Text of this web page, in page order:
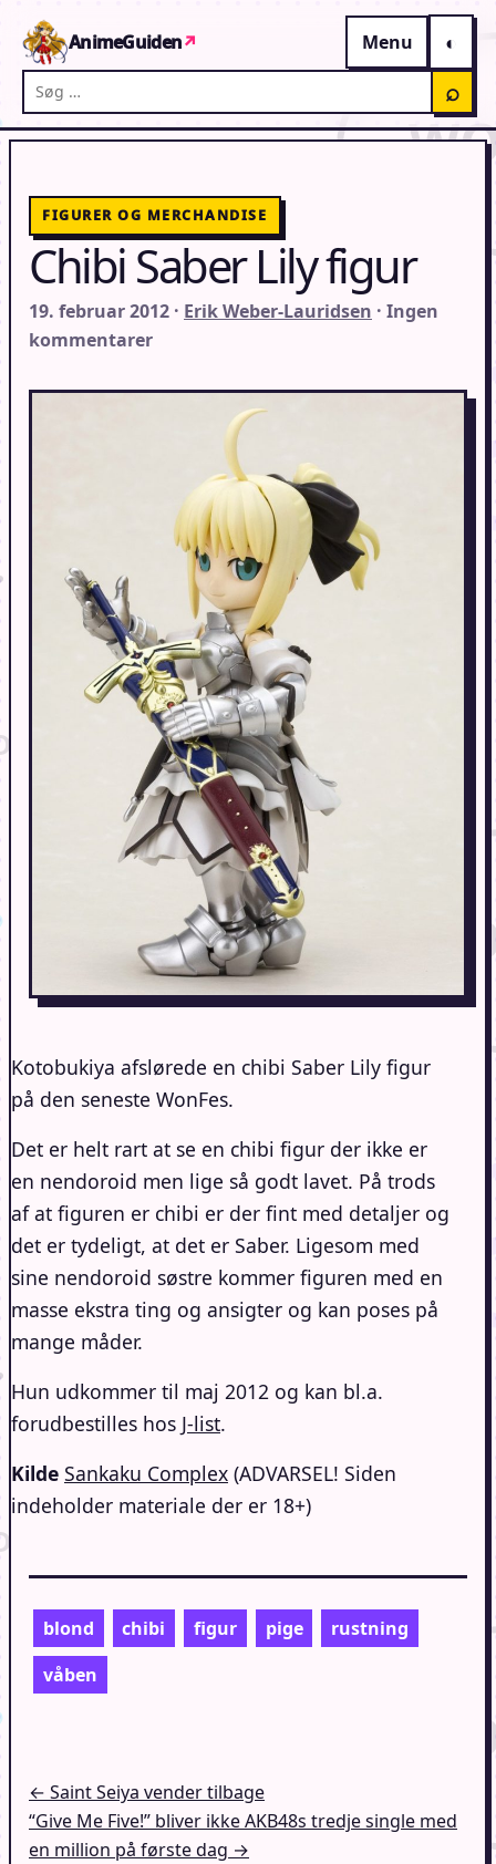
AnimeGuiden↗
Menu
Søg på AnimeGuiden
⌕
FIGURER OG MERCHANDISE
Chibi Saber Lily figur
19. februar 2012 · Erik Weber-Lauridsen · Ingen
kommentarer
Kotobukiya afslørede en chibi Saber Lily figur
på den seneste WonFes.
Det er helt rart at se en chibi figur der ikke er
en nendoroid men lige så godt lavet. På trods
af at figuren er chibi er der fint med detaljer og
det er tydeligt, at det er Saber. Ligesom med
sine nendoroid søstre kommer figuren med en
masse ekstra ting og ansigter og kan poses på
mange måder.
Hun udkommer til maj 2012 og kan bl.a.
forudbestilles hos J-list.
Kilde Sankaku Complex (ADVARSEL! Siden
indeholder materiale der er 18+)
blond chibi figur pige
rustning
våben
Indlægsnavigation
← Saint Seiya vender tilbage
“Give Me Five!” bliver ikke AKB48s tredje single med
en million på første dag →